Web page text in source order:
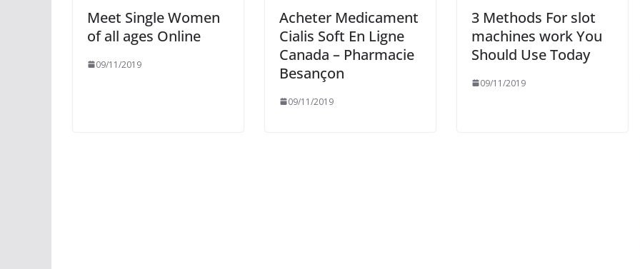
Meet Single Women
of all ages Online
09/11/2019
Acheter Medicament
Cialis Soft En Ligne
Canada – Pharmacie
Besançon
09/11/2019
3 Methods For slot
machines work You
Should Use Today
09/11/2019